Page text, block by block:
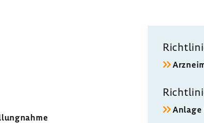
Anlage